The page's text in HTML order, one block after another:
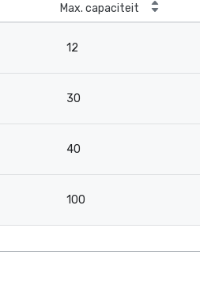
Max. capaciteit
12
30
40
100